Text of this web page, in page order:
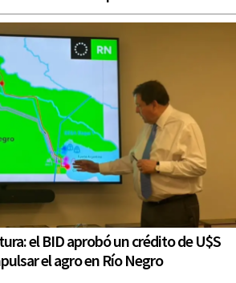
el BID aprobó un crédito de U$S
el agro en Río Negro